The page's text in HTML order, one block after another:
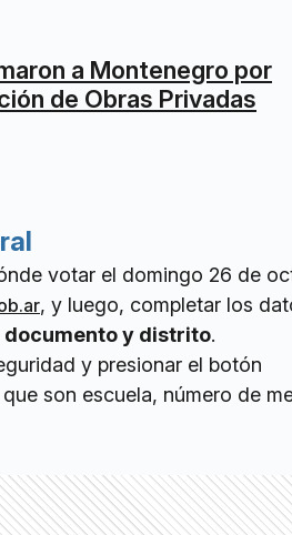
a Montenegro por
de Obras Privadas
votar el domingo 26 de
, y luego, completar los
documento y distrito.
y presionar el botón
son escuela, número de